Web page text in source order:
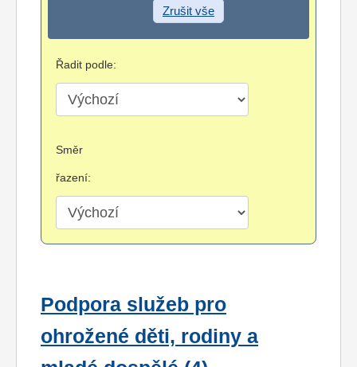
Zrušit vše
Řadit podle:
Směr
řazení:
Podpora služeb pro
ohrožené děti, rodiny a